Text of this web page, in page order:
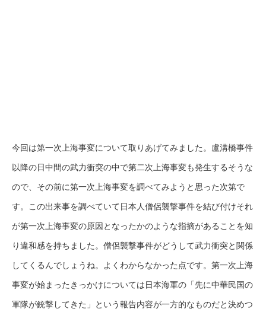
今回は第一次上海事変について取りあげてみました。盧溝橋事件
以降の日中間の武力衝突の中で第二次上海事変も発生するそうな
ので、その前に第一次上海事変を調べてみようと思った次第で
す。この出来事を調べていて日本人僧侶襲撃事件を結び付けそれ
が第一次上海事変の原因となったかのような指摘があることを知
り違和感を持ちました。僧侶襲撃事件がどうして武力衝突と関係
してくるんでしょうね。よくわからなかった点です。第一次上海
事変が始まったきっかけについては日本海軍の「先に中華民国の
軍隊が銃撃してきた」という報告内容が一方的なものだと決めつ